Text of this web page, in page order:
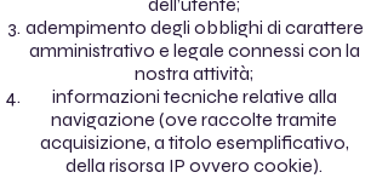
adempimento degli obblighi di carattere
amministrativo e legale connessi con la
nostra attività;
informazioni tecniche relative alla
navigazione (ove raccolte tramite
acquisizione, a titolo esemplificativo,
della risorsa IP ovvero cookie).